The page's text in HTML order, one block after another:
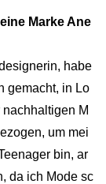
Marke Ane
habe
gemacht, in Lo
M
um mei
bin, ar
da ich Mode sc